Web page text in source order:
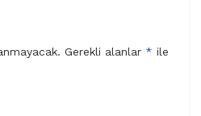
Gerekli alanlar * ile